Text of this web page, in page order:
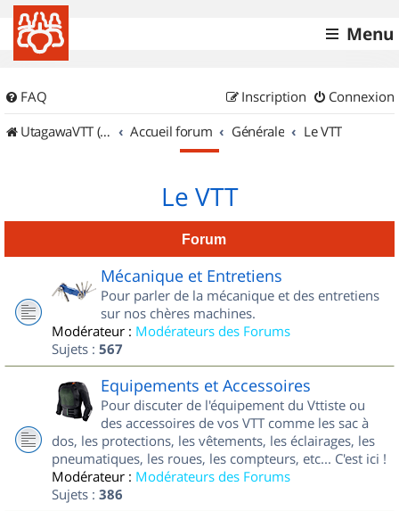
Menu
FAQ Connexion
Inscription
UtagawaVTT (Randos VTT et VTTAE avec traces GPS)
Accueil forum Générale Le VTT
Le VTT
Forum
Mécanique et Entretiens
Pour parler de la mécanique et des entretiens
sur nos chères machines.
Modérateur : Modérateurs des Forums
Sujets : 567
Equipements et Accessoires
Pour discuter de l'équipement du Vttiste ou
des accessoires de vos VTT comme les sac à
dos, les protections, les vêtements, les éclairages, les
pneumatiques, les roues, les compteurs, etc... C'est ici !
Modérateur : Modérateurs des Forums
Sujets : 386